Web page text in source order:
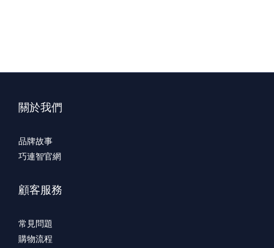
關於我們
品牌故事
巧連智官網
顧客服務
常見問題
購物流程